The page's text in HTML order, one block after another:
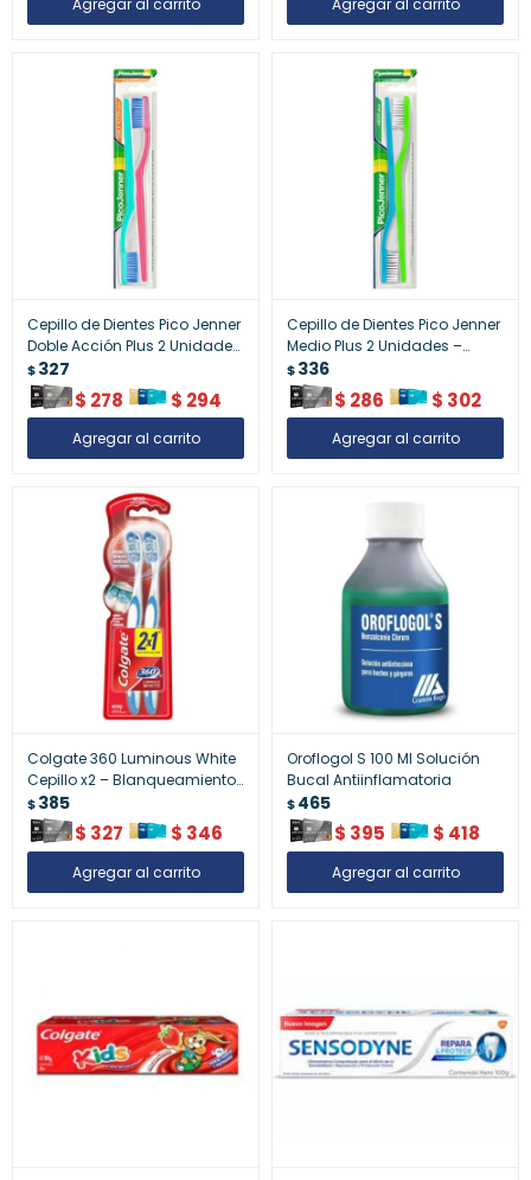
Cepillo de Dientes Pico Jenner
Doble Acción Plus 2 Unidades
– Cepillo dental
$327
$ 278 $ 294
Cepillo de Dientes Pico Jenner
Medio Plus 2 Unidades –
Cepillo dental
$336
$ 286 $ 302
Colgate 360 Luminous White
Cepillo x2 – Blanqueamiento
Dental
$385
$ 327 $ 346
Oroflogol S 100 Ml Solución
Bucal Antiinflamatoria
$465
$ 395 $ 418